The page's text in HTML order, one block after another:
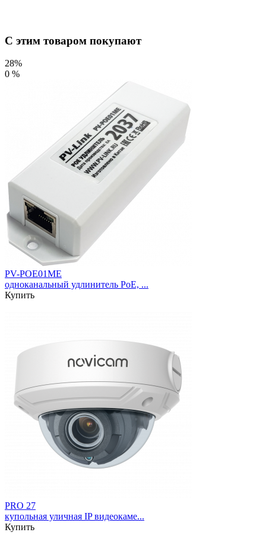
С этим товаром покупают
28%
0 %
PV-POE01ME
одноканальный удлинитель PoE, ...
Купить
PRO 27
купольная уличная IP видеокаме...
Купить